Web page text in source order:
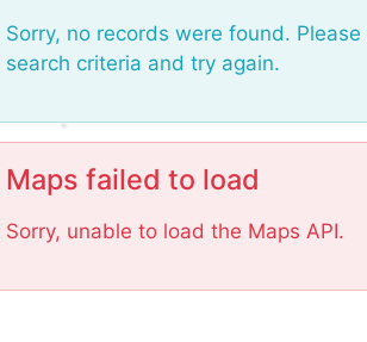
Sorry, no records were found.
search criteria and try again.
Maps failed to load
Sorry, unable to load the Maps API.